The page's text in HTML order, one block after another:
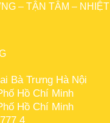
– TẬN TÂM – NHIỆT
Bà Trưng Hà Nội
Hồ Chí Minh
Hồ Chí Minh
4